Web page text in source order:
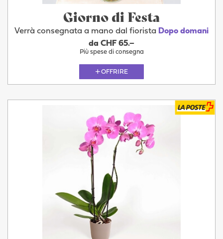
Giorno di Festa
Verrà consegnata a mano dal fiorista Dopo domani
da CHF 65.–
Più spese di consegna
OFFRIRE